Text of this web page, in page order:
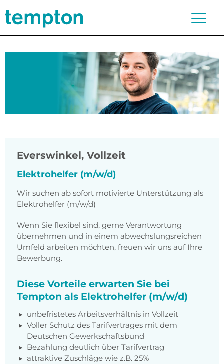
Everswinkel, Vollzeit
Elektrohelfer (m/w/d)
Wir suchen ab sofort motivierte Unterstützung als
Elektrohelfer (m/w/d)
Wenn Sie flexibel sind, gerne Verantwortung
übernehmen und in einem abwechslungsreichen
Umfeld arbeiten möchten, freuen wir uns auf Ihre
Bewerbung.
Diese Vorteile erwarten Sie bei
Tempton als Elektrohelfer (m/w/d)
unbefristetes Arbeitsverhältnis in Vollzeit
Voller Schutz des Tarifvertrages mit dem
Deutschen Gewerkschaftsbund
Bezahlung deutlich über Tarifvertrag
attraktive Zuschläge wie z.B. 25%